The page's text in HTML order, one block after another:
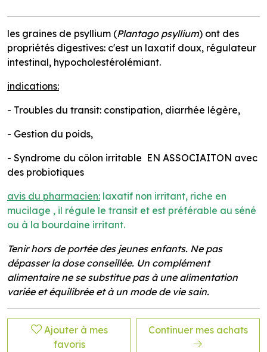
les graines de psyllium (Plantago psyllium) ont des
propriétés digestives: c'est un laxatif doux, régulateur
intestinal, hypocholestérolémiant.
indications:
- Troubles du transit: constipation, diarrhée légère,
- Gestion du poids,
- Syndrome du côlon irritable EN ASSOCIAITON avec
des probiotiques
avis du pharmacien: laxatif non irritant, riche en
mucilage , il régule le transit et est préférable au séné
ou à la bourdaine irritant.
Tenir hors de portée des jeunes enfants. Ne pas
dépasser la dose conseillée. Un complément
alimentaire ne se substitue pas à une alimentation
variée et équilibrée et à un mode de vie sain.
Ajouter à mes
favoris
Continuer mes achats